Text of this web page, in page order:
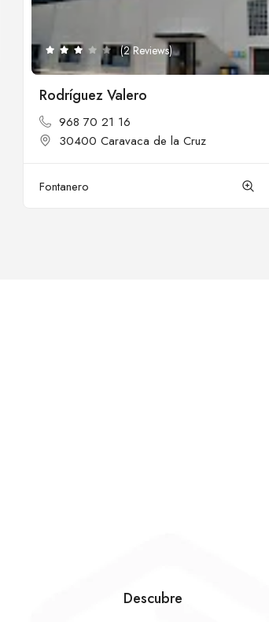
(2 Reviews)
Rodríguez Valero
968 70 21 16
30400 Caravaca de la Cruz
Fontanero
Descubre